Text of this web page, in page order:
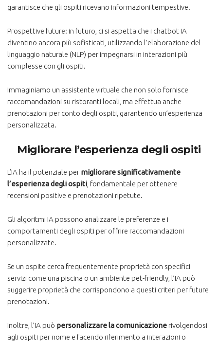
garantisce che gli ospiti ricevano informazioni tempestive.
Prospettive future: in futuro, ci si aspetta che i chatbot IA
diventino ancora più sofisticati, utilizzando l’elaborazione del
linguaggio naturale (NLP) per impegnarsi in interazioni più
complesse con gli ospiti.
Immaginiamo un assistente virtuale che non solo fornisce
raccomandazioni su ristoranti locali, ma effettua anche
prenotazioni per conto degli ospiti, garantendo un’esperienza
personalizzata.
Migliorare l’esperienza degli ospiti
L’IA ha il potenziale per migliorare significativamente
l’esperienza degli ospiti , fondamentale per ottenere
recensioni positive e prenotazioni ripetute.
Gli algoritmi IA possono analizzare le preferenze e i
comportamenti degli ospiti per offrire raccomandazioni
personalizzate.
Se un ospite cerca frequentemente proprietà con specifici
servizi come una piscina o un ambiente pet-friendly, l’IA può
suggerire proprietà che corrispondono a questi criteri per future
prenotazioni.
Inoltre, l’IA può personalizzare la comunicazionerivolgendosi
agli ospiti per nome e facendo riferimento a interazioni o